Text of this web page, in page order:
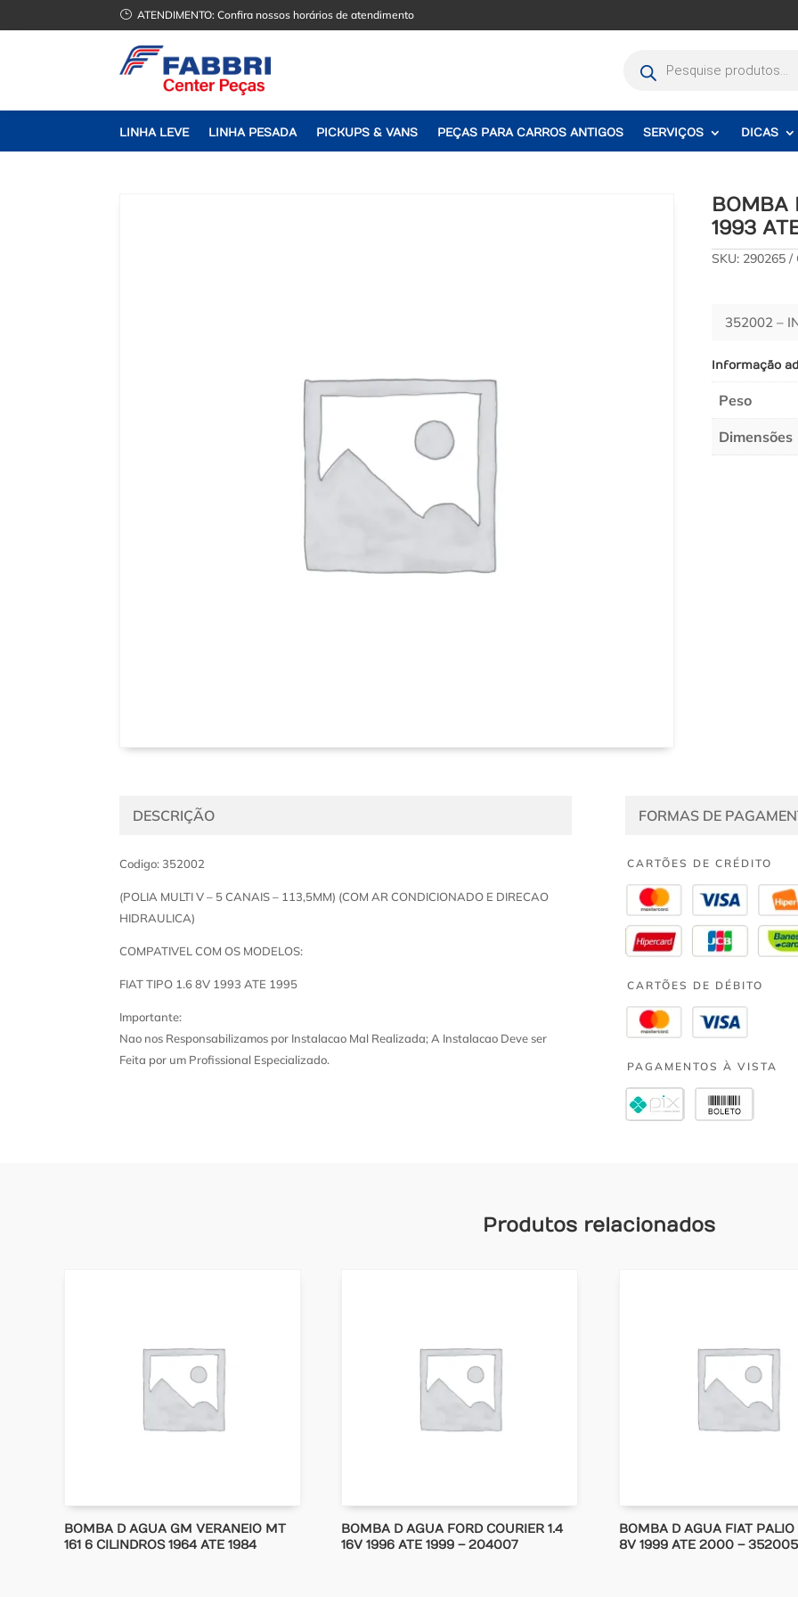
} ATENDIMENTO:Confira nossos horários de atendimento
produtos
LINHA LEVE LINHA PESADA PICKUPS & VANS PEÇAS PARA CARROS ANTIGOS SERVIÇOS DICAS
BOMBA
1993
SKU: 290265
352002 –
Informação
Peso
Dimensões
DESCRIÇÃO
Codigo: 352002
(POLIA MULTI V – 5 CANAIS – 113,5MM) (COM AR CONDICIONADO E DIRECAO
HIDRAULICA)
COMPATIVEL COM OS MODELOS:
FIAT TIPO 1.6 8V 1993 ATE 1995
Importante:
Nao nos Responsabilizamos por Instalacao Mal Realizada; A Instalacao Deve ser
Feita por um Profissional Especializado.
FORMAS DE
CARTÕES DE CRÉDITO
CARTÕES DE DÉBITO
PAGAMENTOS À VISTA
Produtos relacionados
BOMBA D AGUA GM VERANEIO MT
161 6 CILINDROS 1964 ATE 1984
BOMBA D AGUA FORD COURIER 1.4
16V 1996 ATE 1999 – 204007
BOMBA D AGUA FIAT PALIO
8V 1999 ATE 2000 – 352005